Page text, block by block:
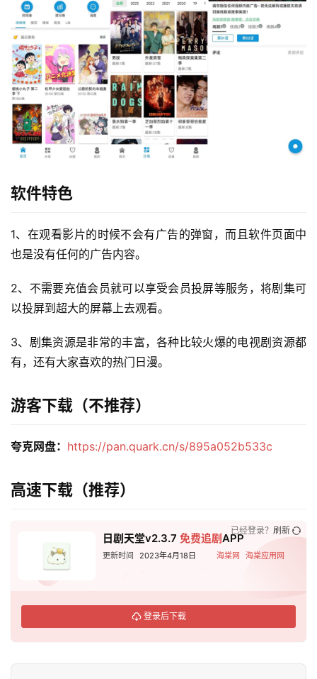
软件特色
1、在观看影片的时候不会有广告的弹窗，而且软件页面中
也是没有任何的广告内容。
2、不需要充值会员就可以享受会员投屏等服务，将剧集可
以投屏到超大的屏幕上去观看。
3、剧集资源是非常的丰富，各种比较火爆的电视剧资源都
有，还有大家喜欢的热门日漫。
游客下载（不推荐）
夸克网盘： https://pan.quark.cn/s/895a052b533c
高速下载（推荐）
日剧天堂v2.3.7 免费追剧APP
更新时间 2023年4月18日 海棠网 海棠应用网
登录后下载
已经登录？ 刷新